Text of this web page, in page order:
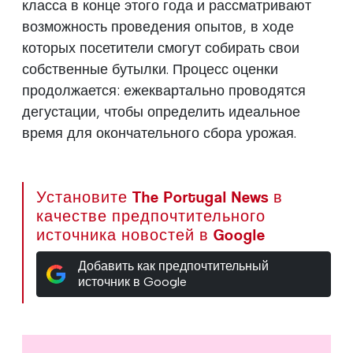
класса в конце этого года и рассматривают
возможность проведения опытов, в ходе
которых посетители смогут собирать свои
собственные бутылки. Процесс оценки
продолжается: ежеквартально проводятся
дегустации, чтобы определить идеальное
время для окончательного сбора урожая.
Установите The Portugal News в
качестве предпочтительного
источника новостей в Google
Добавить как предпочтительный
источник в Google